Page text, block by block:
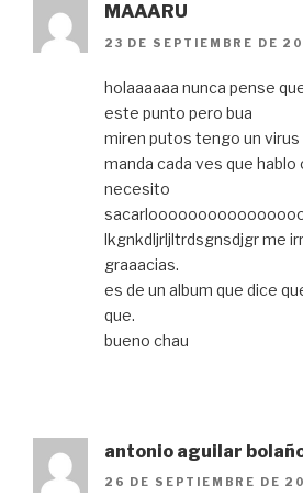
MAAARU
23 DE SEPTIEMBRE DE
holaaaaaa nunca pense
este punto pero bua
miren putos tengo un
manda cada ves que hablo
necesito
lkgnkdljrljltrdsgnsdjgr me
graaacias.
es de un album que dice
que.
bueno chau
antonio aguilar
26 DE SEPTIEMBRE DE